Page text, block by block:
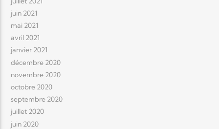
juin 2021
mai 2021
avril 2021
janvier 2021
décembre 2020
novembre 2020
octobre 2020
septembre 2020
juillet 2020
juin 2020